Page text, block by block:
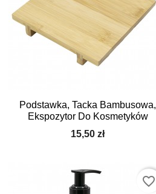
Podstawka, Tacka Bambusowa,
Ekspozytor Do Kosmetyków
15,50 zł
Szybki podgląd
favorite_border